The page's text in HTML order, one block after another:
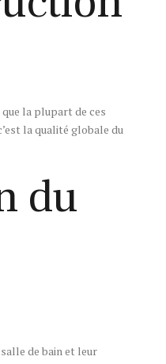
la plupart de ces
la qualité globale du
du
de bain et leur